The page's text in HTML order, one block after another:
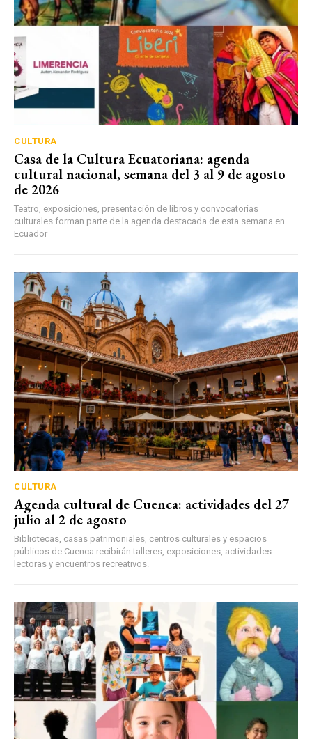
CULTURA
Casa de la Cultura Ecuatoriana: agenda
cultural nacional, semana del 3 al 9 de agosto
de 2026
Teatro, exposiciones, presentación de libros y convocatorias
culturales forman parte de la agenda destacada de esta semana en
Ecuador
CULTURA
Agenda cultural de Cuenca: actividades del 27
julio al 2 de agosto
Bibliotecas, casas patrimoniales, centros culturales y espacios
públicos de Cuenca recibirán talleres, exposiciones, actividades
lectoras y encuentros recreativos.